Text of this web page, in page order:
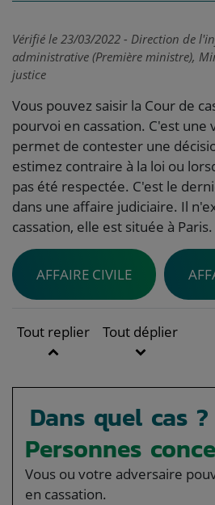
Vérifié le 23/03/2022 - Direction de
administrative (Première ministre),
justice
Vous pouvez saisir la Cour de
pourvoi en cassation. C'est une
permet de contester une
estimez contraire à la loi ou
pas été respectée. C'est le
dans une affaire judiciaire. Il
cassation, elle est située à Paris.
AFFAIRE CIVILE
Tout replier Tout déplier
Dans quel cas ?
Personnes
Vous ou votre adversaire
en cassation.